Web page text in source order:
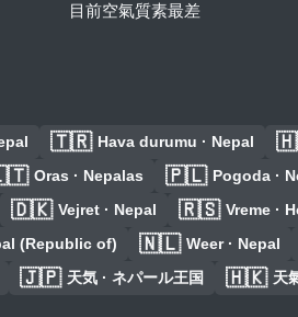
目前空氣質素最差
🇹🇷 Hava durumu · Nepal
Oras · Nepalas 🇵🇱 Pogoda ·
🇩🇰 Vejret · Nepal 🇷🇸 Vreme ·
(Republic of) 🇳🇱 Weer · Nepal
🇯🇵 天気 · ネパール王国 🇭🇰 天